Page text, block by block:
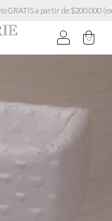
a partir de $200.000
0